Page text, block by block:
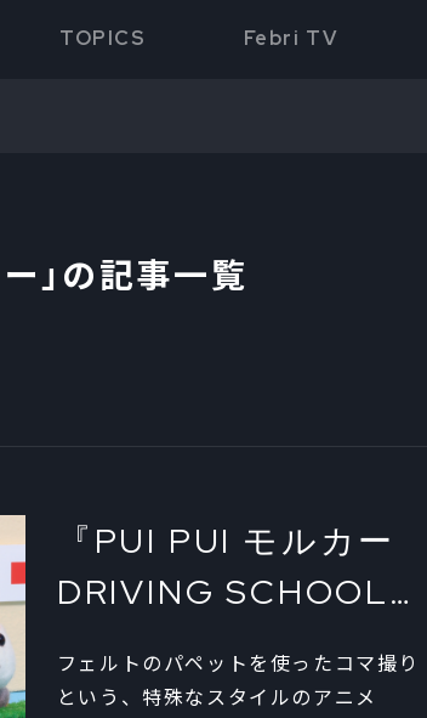
TOPICS Febri TV
」の記事一覧
『PUI PUI モルカー
DRIVING SCHOOL』
小野ハナ監督に聞く
新シリーズ制作の裏
フェルトのパペットを使ったコマ撮り
という、特殊なスタイルのアニメ